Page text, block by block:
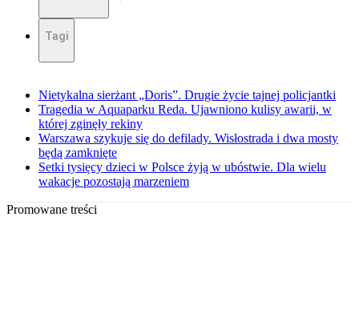
Tagi
Nietykalna sierżant „Doris”. Drugie życie tajnej policjantki
Tragedia w Aquaparku Reda. Ujawniono kulisy awarii, w
której zginęły rekiny
Warszawa szykuje się do defilady. Wisłostrada i dwa mosty
będą zamknięte
Setki tysięcy dzieci w Polsce żyją w ubóstwie. Dla wielu
wakacje pozostają marzeniem
Promowane treści